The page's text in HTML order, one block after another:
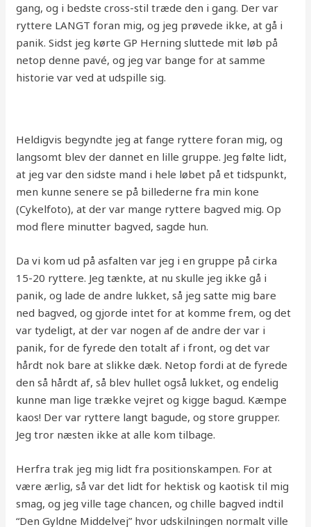
gang, og i bedste cross-stil træde den i gang. Der var
ryttere LANGT foran mig, og jeg prøvede ikke, at gå i
panik. Sidst jeg kørte GP Herning sluttede mit løb på
netop denne pavé, og jeg var bange for at samme
historie var ved at udspille sig.
Heldigvis begyndte jeg at fange ryttere foran mig, og
langsomt blev der dannet en lille gruppe. Jeg følte lidt,
at jeg var den sidste mand i hele løbet på et tidspunkt,
men kunne senere se på billederne fra min kone
(Cykelfoto), at der var mange ryttere bagved mig. Op
mod flere minutter bagved, sagde hun.
Da vi kom ud på asfalten var jeg i en gruppe på cirka
15-20 ryttere. Jeg tænkte, at nu skulle jeg ikke gå i
panik, og lade de andre lukket, så jeg satte mig bare
ned bagved, og gjorde intet for at komme frem, og det
var tydeligt, at der var nogen af de andre der var i
panik, for de fyrede den totalt af i front, og det var
hårdt nok bare at slikke dæk. Netop fordi at de fyrede
den så hårdt af, så blev hullet også lukket, og endelig
kunne man lige trække vejret og kigge bagud. Kæmpe
kaos! Der var ryttere langt bagude, og store grupper.
Jeg tror næsten ikke at alle kom tilbage.
Herfra trak jeg mig lidt fra positionskampen. For at
være ærlig, så var det lidt for hektisk og kaotisk til mig
smag, og jeg ville tage chancen, og chille bagved indtil
“Den Gyldne Middelvej” hvor udskilningen normalt ville